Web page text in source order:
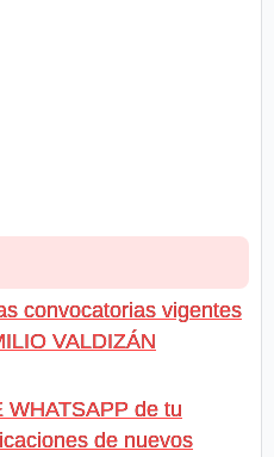
convocatorias vigentes
VALDIZÁN
WHATSAPP de tu
de nuevos